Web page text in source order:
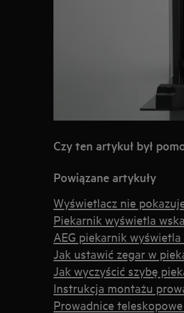
Czy ten artykuł był
Powiązane artykuły
Wyświetlacz nie
Piekarnik wyświetla
AEG piekarnik
Jak ustawić zegar w
Jak wyczyścić szybę
Instrukcja montażu
Prowadnice